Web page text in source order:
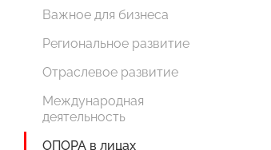
Важное для бизнеса
Региональное развитие
Отраслевое развитие
Международная
деятельность
ОПОРА в лицах